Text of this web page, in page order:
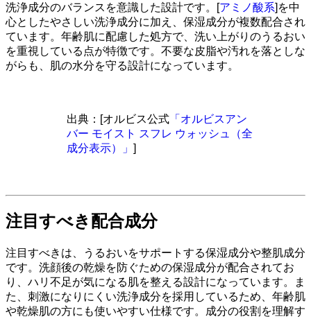
洗浄成分のバランスを意識した設計です。[アミノ酸系]を中
心としたやさしい洗浄成分に加え、保湿成分が複数配合され
ています。年齢肌に配慮した処方で、洗い上がりのうるおい
を重視している点が特徴です。不要な皮脂や汚れを落としな
がらも、肌の水分を守る設計になっています。
出典：[オルビス公式 「オルビスアン
バー モイスト スフレ ウォッシュ（全
成分表示）」 ]
注目すべき配合成分
注目すべきは、うるおいをサポートする保湿成分や整肌成分
です。洗顔後の乾燥を防ぐための保湿成分が配合されてお
り、ハリ不足が気になる肌を整える設計になっています。ま
た、刺激になりにくい洗浄成分を採用しているため、年齢肌
や乾燥肌の方にも使いやすい仕様です。成分の役割を理解す